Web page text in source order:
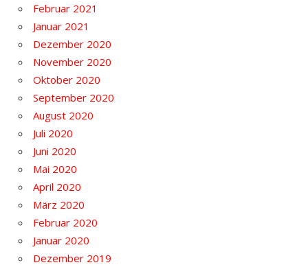
Februar 2021
Januar 2021
Dezember 2020
November 2020
Oktober 2020
September 2020
August 2020
Juli 2020
Juni 2020
Mai 2020
April 2020
März 2020
Februar 2020
Januar 2020
Dezember 2019